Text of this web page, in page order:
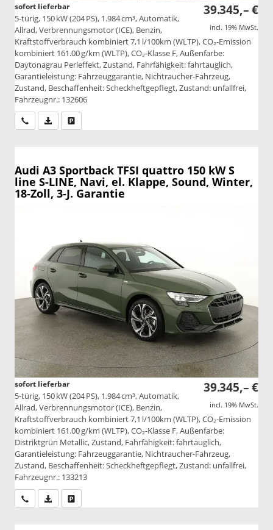
39.345,– €
incl. 19% MwSt.
sofort lieferbar
5-türig, 150 kW (204 PS), 1.984 cm³, Automatik,
Allrad, Verbrennungsmotor (ICE), Benzin,
Kraftstoffverbrauch kombiniert 7,1 l/100km (WLTP), CO₂-Emission
kombiniert 161.00 g/km (WLTP), CO₂-Klasse F, Außenfarbe:
Daytonagrau Perleffekt, Zustand, Fahrfähigkeit: fahrtauglich,
Garantieleistung: Fahrzeuggarantie, Nichtraucher-Fahrzeug,
Zustand, Beschaffenheit: Scheckheftgepflegt, Zustand: unfallfrei,
Fahrzeugnr.: 132606
Wir rufen Sie anPDF-Datei, Fahrzeugexposé drucken
Audi A3 Sportback TFSI quattro 150 kW S
line S-LINE, Navi, el. Klappe, Sound, Winter,
18-Zoll, 3-J. Garantie
39.345,– €
incl. 19% MwSt.
sofort lieferbar
5-türig, 150 kW (204 PS), 1.984 cm³, Automatik,
Allrad, Verbrennungsmotor (ICE), Benzin,
Kraftstoffverbrauch kombiniert 7,1 l/100km (WLTP), CO₂-Emission
kombiniert 161.00 g/km (WLTP), CO₂-Klasse F, Außenfarbe:
Distriktgrün Metallic, Zustand, Fahrfähigkeit: fahrtauglich,
Garantieleistung: Fahrzeuggarantie, Nichtraucher-Fahrzeug,
Zustand, Beschaffenheit: Scheckheftgepflegt, Zustand: unfallfrei,
Fahrzeugnr.: 133213
Wir rufen Sie anPDF-Datei, Fahrzeugexposé drucken